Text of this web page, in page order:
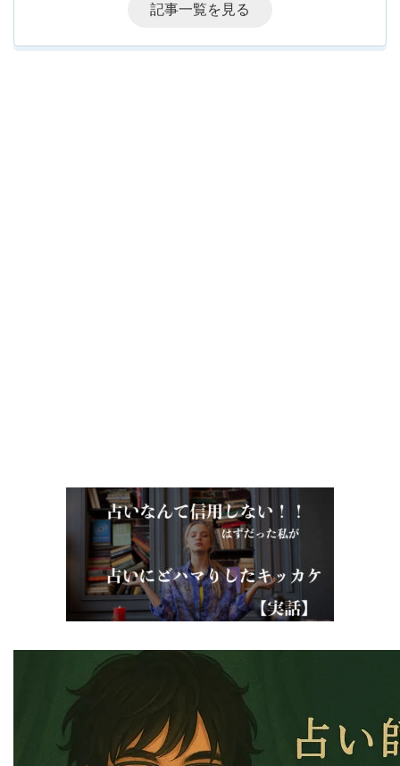
記事一覧を見る